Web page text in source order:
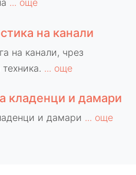
на канали
на канали, чрез
... още
кладенци и дамари
и дамари ... още